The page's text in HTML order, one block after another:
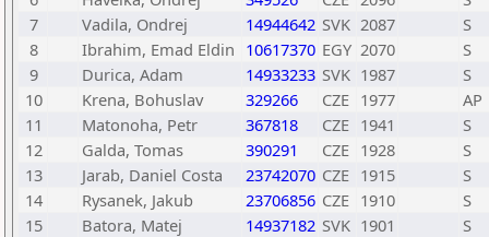
7
Vadila, Ondrej 14944642 SVK 2087
S
8
Ibrahim, Emad Eldin 10617370 EGY 2070
S
9
Durica, Adam 14933233 SVK 1987
S
10
Krena, Bohuslav 329266 CZE 1977
AP
11
Matonoha, Petr 367818 CZE 1941
S
12
Galda, Tomas 390291 CZE 1928
S
13
Jarab, Daniel Costa 23742070 CZE 1915
S
14
Rysanek, Jakub 23706856 CZE 1910
S
15
Batora, Matej 14937182 SVK 1901
S